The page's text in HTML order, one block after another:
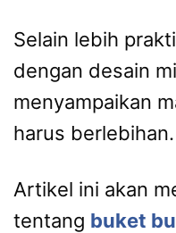
Selain lebih
dengan desain
menyampaikan
harus berlebihan.
Artikel ini akan
tentang buket